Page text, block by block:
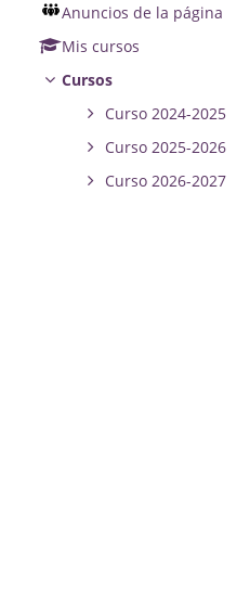
Anuncios de la página
Mis cursos
Cursos
Curso 2024-2025
Curso 2025-2026
Curso 2026-2027